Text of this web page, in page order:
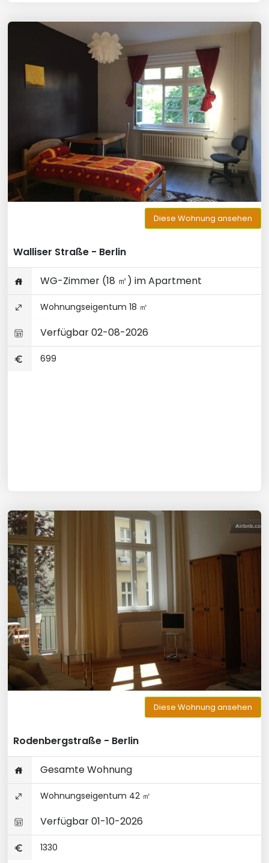
Diese Wohnung ansehen
Walliser Straße - Berlin
WG-Zimmer (18 ㎡) im Apartment
Wohnungseigentum 18 ㎡
Verfügbar 02-08-2026
699
Diese Wohnung ansehen
Rodenbergstraße - Berlin
Gesamte Wohnung
Wohnungseigentum 42 ㎡
Verfügbar 01-10-2026
1330